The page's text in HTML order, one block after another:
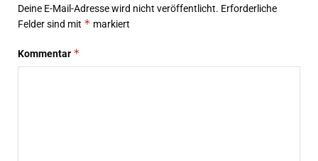
Deine E-Mail-Adresse wird nicht veröffentlicht. Erforderliche
Felder sind mit * markiert
Kommentar *